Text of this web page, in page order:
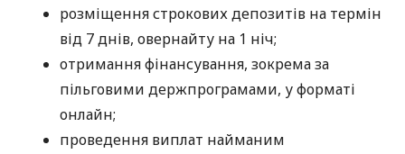
розміщення строкових депозитів на термін
від 7 днів, овернайту на 1 ніч;
отримання фінансування, зокрема за
пільговими держпрограмами, у форматі
онлайн;
проведення виплат найманим